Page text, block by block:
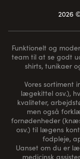
2026
Funktionelt og
team til at se godt
shirts, tunikaer
Vores sortiment
lægekittel osv.),
kvaliteter,
men også
fornødenheder (
osv.) til lægens
fodpleje,
Uanset om du er
medicinsk